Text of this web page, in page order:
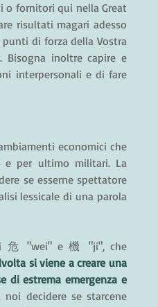
o fornitori qui nella Great
risultati magari adesso
di forza della Vostra
Bisogna inoltre capire e
interpersonali e di fare
economici che
e per ultimo militari. La
se esserne spettatore
lessicale di una parola
危 "wei" e 機 "ji", che
si viene a creare una
di estrema emergenza e
noi decidere se starcene